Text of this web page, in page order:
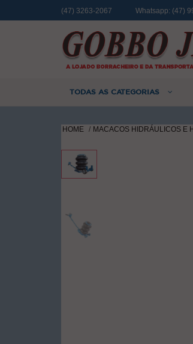
(47) 3263-2067 Whatsapp: (47)
TODAS AS CATEGORIAS
HOME MACACOS HIDRÁULICOS E